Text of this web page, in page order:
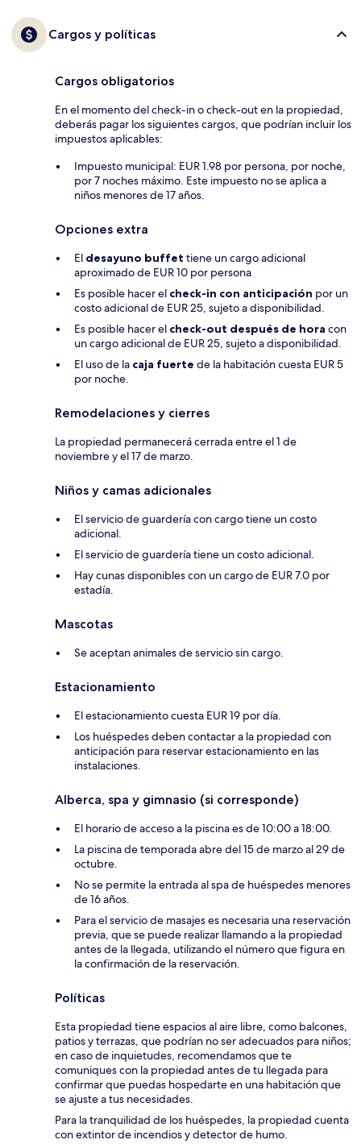
Cargos y políticas
Cargos obligatorios
En el momento del check-in o check-out en la propiedad,
deberás pagar los siguientes cargos, que podrían incluir los
impuestos aplicables:
Impuesto municipal: EUR 1.98 por persona, por noche,
por 7 noches máximo. Este impuesto no se aplica a
niños menores de 17 años.
Opciones extra
El desayuno buffet tiene un cargo adicional
aproximado de EUR 10 por persona
Es posible hacer el check-in con anticipación por un
costo adicional de EUR 25, sujeto a disponibilidad.
Es posible hacer el check-out después de hora con
un cargo adicional de EUR 25, sujeto a disponibilidad.
El uso de la caja fuerte de la habitación cuesta EUR 5
por noche.
Remodelaciones y cierres
La propiedad permanecerá cerrada entre el 1 de
noviembre y el 17 de marzo.
Niños y camas adicionales
El servicio de guardería con cargo tiene un costo
adicional.
El servicio de guardería tiene un costo adicional.
Hay cunas disponibles con un cargo de EUR 7.0 por
estadía.
Mascotas
Se aceptan animales de servicio sin cargo.
Estacionamiento
El estacionamiento cuesta EUR 19 por día.
Los huéspedes deben contactar a la propiedad con
anticipación para reservar estacionamiento en las
instalaciones.
Alberca, spa y gimnasio (si corresponde)
El horario de acceso a la piscina es de 10:00 a 18:00.
La piscina de temporada abre del 15 de marzo al 29 de
octubre.
No se permite la entrada al spa de huéspedes menores
de 16 años.
Para el servicio de masajes es necesaria una reservación
previa, que se puede realizar llamando a la propiedad
antes de la llegada, utilizando el número que figura en
la confirmación de la reservación.
Políticas
Esta propiedad tiene espacios al aire libre, como balcones,
patios y terrazas, que podrían no ser adecuados para niños;
en caso de inquietudes, recomendamos que te
comuniques con la propiedad antes de tu llegada para
confirmar que puedas hospedarte en una habitación que
se ajuste a tus necesidades.
Para la tranquilidad de los huéspedes, la propiedad cuenta
con extintor de incendios y detector de humo.